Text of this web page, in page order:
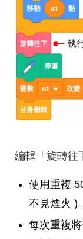
編輯「旋轉往
使用重複
不見煙火 )。
每次重複